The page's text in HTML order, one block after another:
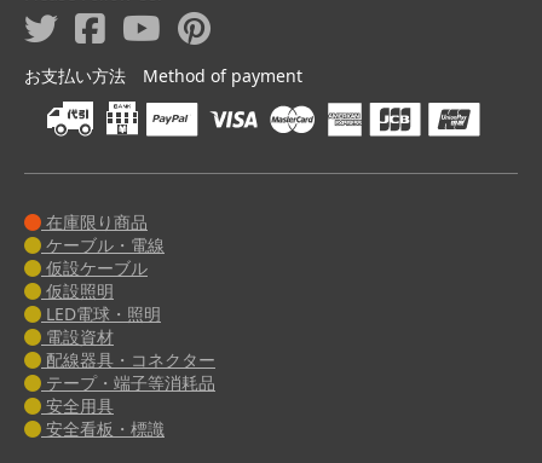
お支払い方法 Method of payment
在庫限り商品
ケーブル・電線
仮設ケーブル
仮設照明
LED電球・照明
電設資材
配線器具・コネクター
テープ・端子等消耗品
安全用具
安全看板・標識